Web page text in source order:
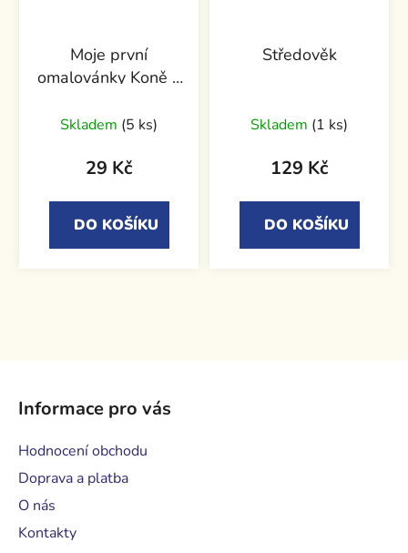
Moje první
omalovánky Koně a
Skladem (5 ks)
29 Kč
DO KOŠÍKU
Středověk
Skladem (1 ks)
129 Kč
DO KOŠÍKU
Informace pro vás
Hodnocení obchodu
Doprava a platba
O nás
Kontakty